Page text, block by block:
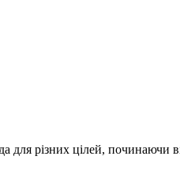
різних цілей, починаючи